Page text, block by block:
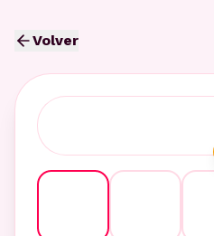
Volver